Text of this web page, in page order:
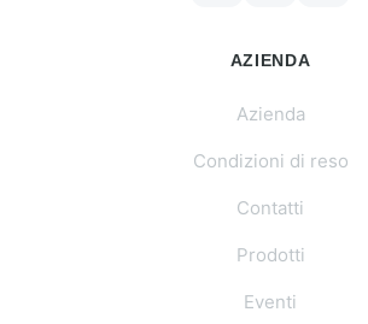
AZIENDA
Azienda
Condizioni di reso
Contatti
Prodotti
Eventi